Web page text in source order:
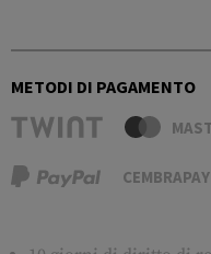
METODI DI PAGAMENTO